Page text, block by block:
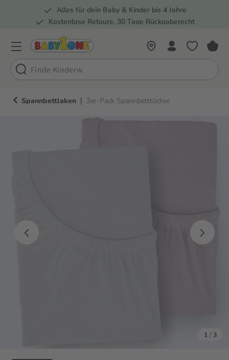
Zur Hauptnavigation springen
Alles für dein Baby & Kinder bis 4 Jahre
Kostenlose Retoure, 30 Tage Rückgaberecht
Spannbettlaken | 2er-Pack Spannbetttücher
1 / 3